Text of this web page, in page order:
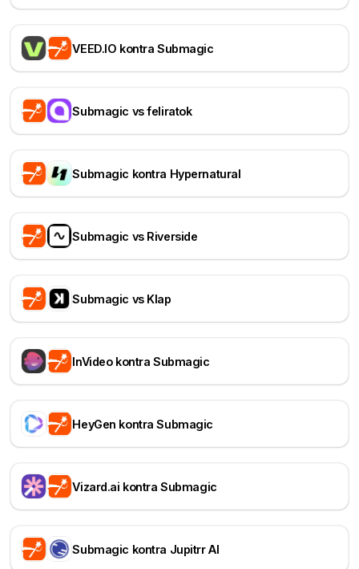
VEED.IO kontra Submagic
Submagic vs feliratok
Submagic kontra Hypernatural
Submagic vs Riverside
Submagic vs Klap
InVideo kontra Submagic
HeyGen kontra Submagic
Vizard.ai kontra Submagic
Submagic kontra Jupitrr AI